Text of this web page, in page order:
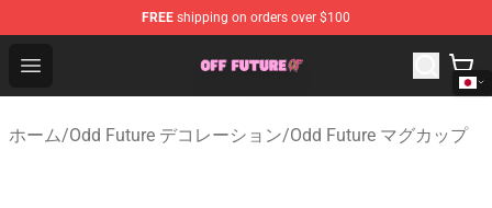
FREE shipping on orders over $100
Open menu
Odd Future Store - Official Odd Future Merchandise Shop
ホーム/Odd Future デコレーション/Odd Future マグカップ